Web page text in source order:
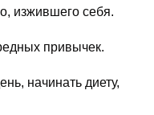
изжившего себя.
привычек.
начинать диету,